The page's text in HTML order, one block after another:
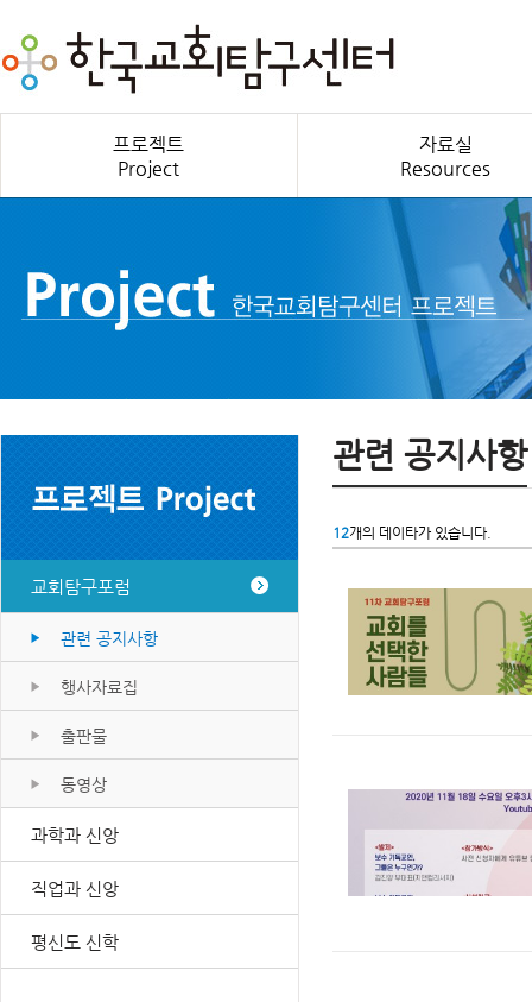
프로젝트
Project
자료실
Resources
교회탐구포럼
관련 공지사항
행사자료집
출판물
동영상
과학과 신앙
직업과 신앙
평신도 신학
관련 공지사항
12개의 데이타가 있습니다.